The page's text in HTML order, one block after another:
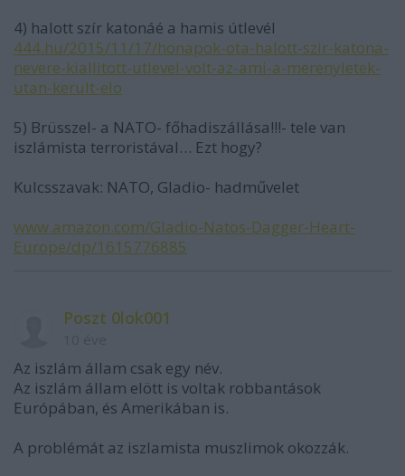
4) halott szír katonáé a hamis útlevél
444.hu/2015/11/17/honapok-ota-halott-szir-katona-
nevere-kiallitott-utlevel-volt-az-ami-a-merenyletek-
utan-kerult-elo
5) Brüsszel- a NATO- főhadiszállása!!!- tele van
iszlámista terroristával… Ezt hogy?
Kulcsszavak: NATO, Gladio- hadművelet
www.amazon.com/Gladio-Natos-Dagger-Heart-
Europe/dp/1615776885
Poszt 0lok001
Az iszlám állam csak egy név.
Az iszlám állam elött is voltak robbantások
Európában, és Amerikában is.
A problémát az iszlamista muszlimok okozzák.